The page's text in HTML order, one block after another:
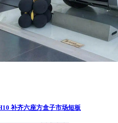
补齐六座方盒子市场短板